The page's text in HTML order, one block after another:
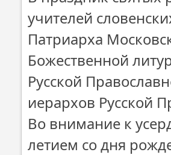
учителей
Патриарха
Божественной
Русской
иерархов Русской
Во внимание к
летием со дня